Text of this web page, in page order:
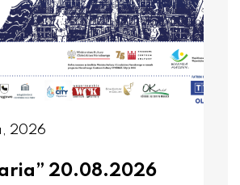
2026
20.08.2026